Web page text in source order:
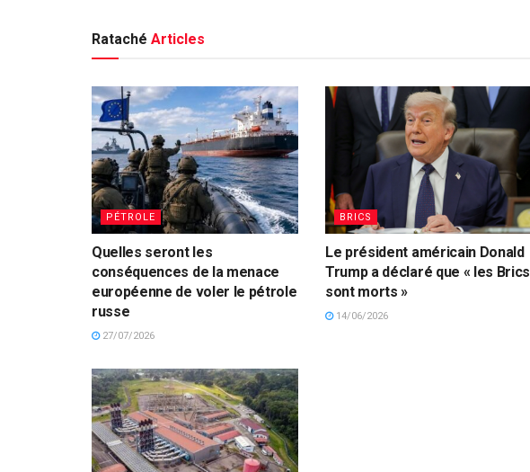
Rataché Articles
PÉTROLE
Quelles seront les
conséquences de la menace
européenne de voler le pétrole
russe
27/07/2026
BRICS
Le président américain Donald
Trump a déclaré que « les Brics
sont morts »
14/06/2026